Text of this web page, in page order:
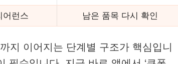
어런스 남은 품목 다시 확인
지 이어지는 단계별 구조가 핵심입니